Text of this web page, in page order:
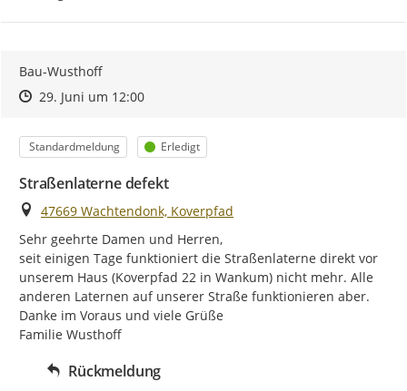
Bau-Wusthoff
Zeitpunkt des Erstellens
Zeitpunkt des Erstellens
29. Juni um 12:00Zur Äußerung
Kategorie
Standardmeldung Status
Erledigt
Straßenlaterne defekt
Ort
47669 Wachtendonk, Koverpfad
Sehr geehrte Damen und Herren,
seit einigen Tage funktioniert die Straßenlaterne direkt vor
unserem Haus (Koverpfad 22 in Wankum) nicht mehr. Alle
anderen Laternen auf unserer Straße funktionieren aber.
Danke im Voraus und viele Grüße
Familie Wusthoff
Rückmeldung